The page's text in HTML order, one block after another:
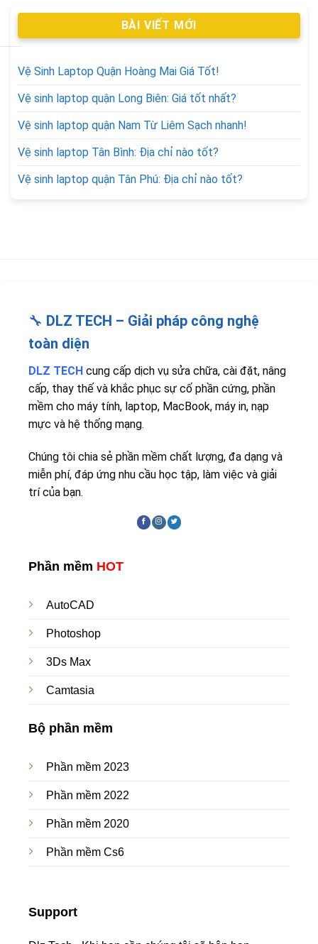
BÀI VIẾT MỚI
Vệ Sinh Laptop Quận Hoàng Mai Giá Tốt!
Vệ sinh laptop quận Long Biên: Giá tốt nhất?
Vệ sinh laptop quận Nam Từ Liêm Sạch nhanh!
Vệ sinh laptop Tân Bình: Địa chỉ nào tốt?
Vệ sinh laptop quận Tân Phú: Địa chỉ nào tốt?
🔧 DLZ TECH – Giải pháp công nghệ
toàn diện
DLZ TECH cung cấp dịch vụ sửa chữa, cài đặt, nâng
cấp, thay thế và khắc phục sự cố phần cứng, phần
mềm cho máy tính, laptop, MacBook, máy in, nạp
mực và hệ thống mạng.
Chúng tôi chia sẻ phần mềm chất lượng, đa dạng và
miễn phí, đáp ứng nhu cầu học tập, làm việc và giải
trí của bạn.
Phần mềm HOT
AutoCAD
Photoshop
3Ds Max
Camtasia
Bộ phần mềm
Phần mềm 2023
Phần mềm 2022
Phần mềm 2020
Phần mềm Cs6
Support